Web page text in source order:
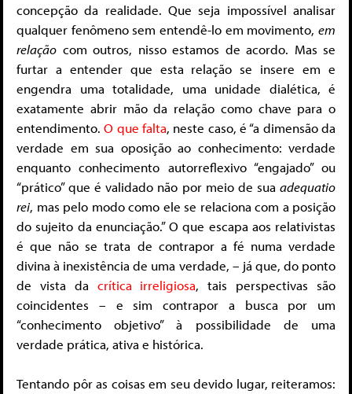
concepção da realidade. Que seja impossível analisar
qualquer fenômeno sem entendê-lo em movimento, em
relação com outros, nisso estamos de acordo. Mas se
furtar a entender que esta relação se insere em e
engendra uma totalidade, uma unidade dialética, é
exatamente abrir mão da relação como chave para o
entendimento.O que falta, neste caso, é “a dimensão da
verdade em sua oposição ao conhecimento: verdade
enquanto conhecimento autorreflexivo “engajado” ou
“prático” que é validado não por meio de sua adequatio
rei, mas pelo modo como ele se relaciona com a posição
do sujeito da enunciação.” O que escapa aos relativistas
é que não se trata de contrapor a fé numa verdade
divina à inexistência de uma verdade, – já que, do ponto
de vista da crítica irreligiosa, tais perspectivas são
coincidentes – e sim contrapor a busca por um
“conhecimento objetivo” à possibilidade de uma
verdade prática, ativa e histórica.
Tentando pôr as coisas em seu devido lugar, reiteramos: